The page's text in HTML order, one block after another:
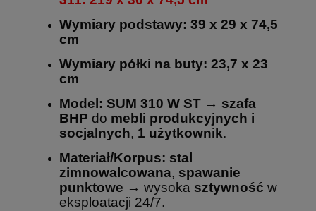
Wymiary podstawy: 39 x 29 x 74,5
cm
Wymiary półki na buty: 23,7 x 23
cm
Model: SUM 310 W ST → szafa
BHP do mebli produkcyjnych i
socjalnych, 1 użytkownik.
Materiał/Korpus: stal
zimnowalcowana, spawanie
punktowe → wysoka sztywność w
eksploatacji 24/7.